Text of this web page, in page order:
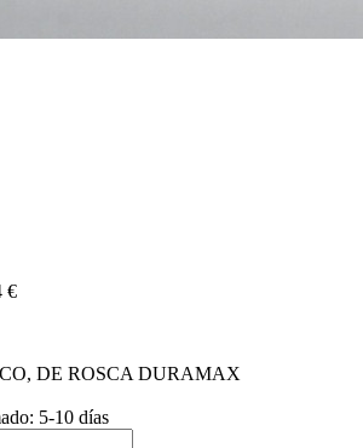
€
DE ROSCA DURAMAX
5-10 días